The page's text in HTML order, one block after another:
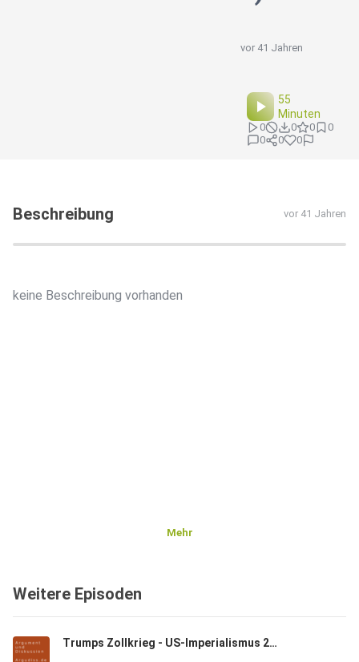
vor 41 Jahren
55
Minuten
0 0 0
0
0
0 0
Beschreibung vor 41 Jahren
keine Beschreibung vorhanden
Mehr
Weitere Episoden
Trumps Zollkrieg - US-Imperialismus 2.0